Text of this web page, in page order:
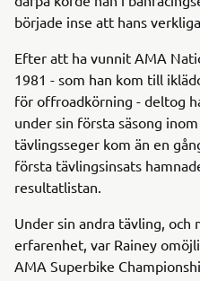
började inse att hans
Efter att ha vunnit AMA
1981 - som han kom till
för offroadkörning - deltog
under sin första säsong
tävlingsseger kom än en
första tävlingsinsats
resultatlistan.
Under sin andra tävling, och
erfarenhet, var Rainey
AMA Superbike